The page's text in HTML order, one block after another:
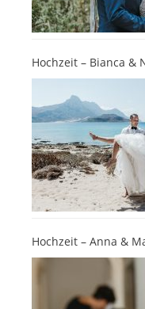
Hochzeit – Bianca &
Hochzeit – Anna &